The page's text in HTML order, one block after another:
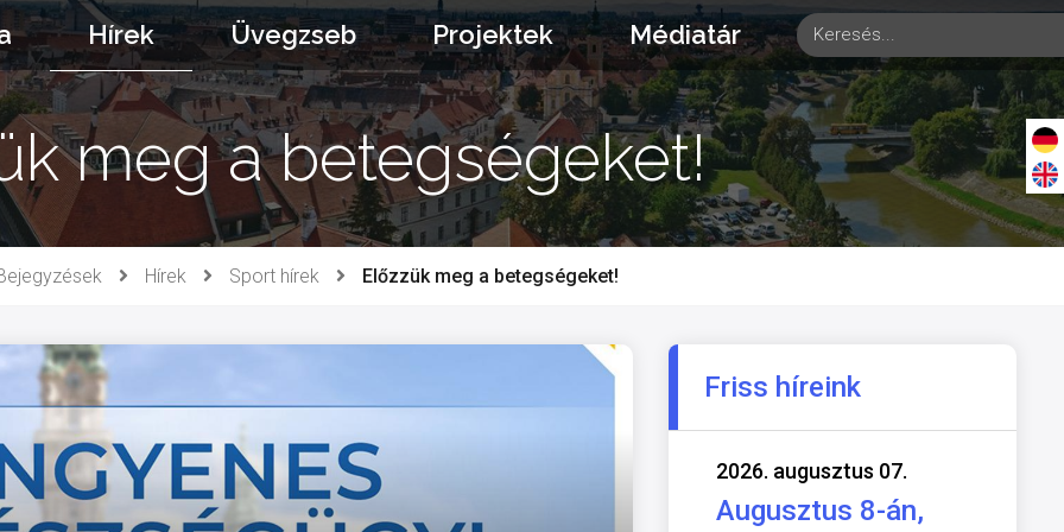
Hírek Üvegzseb Projektek Médiatár
meg a betegségeket!
Hírek Sport hírek Előzzük meg a betegségeket!
Friss híreink
2026. augusztus 07.
Augusztus 8-án,